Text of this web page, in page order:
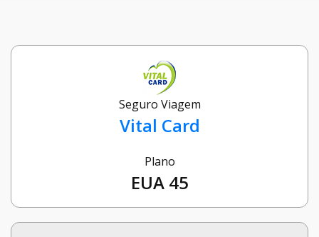
Seguro Viagem
Vital Card
Plano
EUA 45